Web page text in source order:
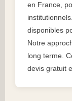
en France,
disponibles
Notre
long terme.
devis gratuit